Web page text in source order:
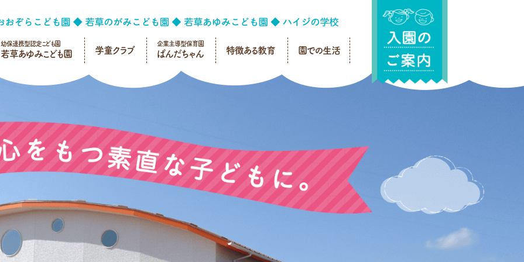
幼保連携型認定こども園
若草あゆみこども園 学童クラブ
企業主導型保育園
ぱんだちゃん 特徴ある教育 園での生活